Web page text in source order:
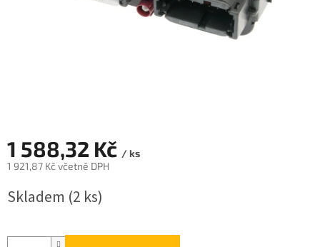
1 588,32 Kč / ks
1 921,87 Kč včetně DPH
cena:
Skladem (2 ks)